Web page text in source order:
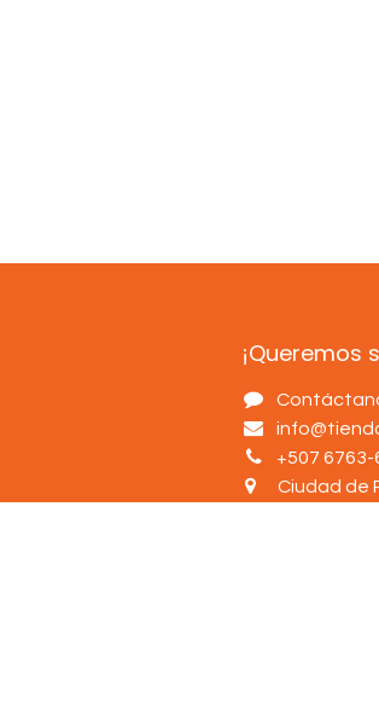
¡Queremos
+507 6763-
Ciudad de